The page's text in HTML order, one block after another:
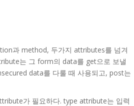
과 method, 두가지 attributes를 넘겨
는 그 form의 data를 get으로 보낼
data를 다룰 때 사용되고, post는
가 필요하다. type attribute는 입력